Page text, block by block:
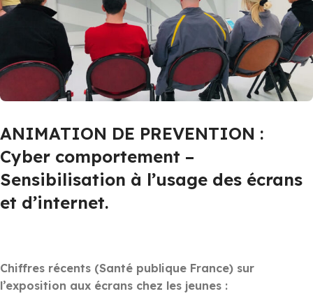
ANIMATION DE PREVENTION :
Cyber comportement –
Sensibilisation à l’usage des écrans
et d’internet.
Chiffres récents (Santé publique France) sur
l’exposition aux écrans chez les jeunes :